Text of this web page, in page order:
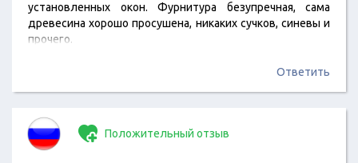
установленных окон. Фурнитура безупречная, сама
древесина хорошо просушена, никаких сучков, синевы и
прочего.
Ответить
Положительный отзыв